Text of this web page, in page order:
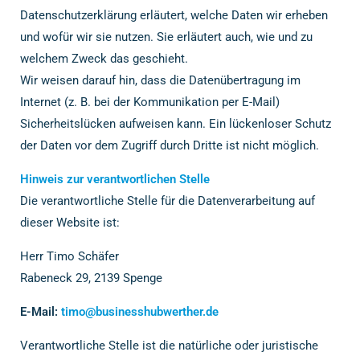
Datenschutzerklärung erläutert, welche Daten wir erheben
und wofür wir sie nutzen. Sie erläutert auch, wie und zu
welchem Zweck das geschieht.
Wir weisen darauf hin, dass die Datenübertragung im
Internet (z. B. bei der Kommunikation per E-Mail)
Sicherheitslücken aufweisen kann. Ein lückenloser Schutz
der Daten vor dem Zugriff durch Dritte ist nicht möglich.
Hinweis zur verantwortlichen Stelle
Die verantwortliche Stelle für die Datenverarbeitung auf
dieser Website ist:
Herr Timo Schäfer
Rabeneck 29, 2139 Spenge
E-Mail: timo@businesshubwerther.de
Verantwortliche Stelle ist die natürliche oder juristische